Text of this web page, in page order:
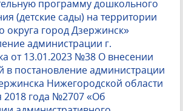
программу дошкольного
(детские сады) на территории
округа город Дзержинск»
администрации г.
от 13.01.2023 №38 О внесении
в постановление администрации
Нижегородской области
2018 года №2707 «Об